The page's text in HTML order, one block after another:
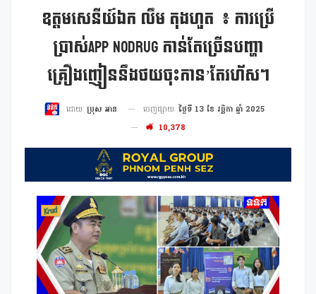
ឧត្តមសេនីយ៍ឯក លឹម តុងហួត ៖ ការប្រើ
ប្រាស់App NoDrug កាន់តែច្រើនបញ្ហា
គ្រឿងញៀននឹងថយចុះកាន’តែរហ័ស។
ដោយ ប្រុស អាន ចេញផ្សាយ ថ្ងៃទី 13 ខែ វច្ឆិកា ឆ្នាំ 2025
10,378